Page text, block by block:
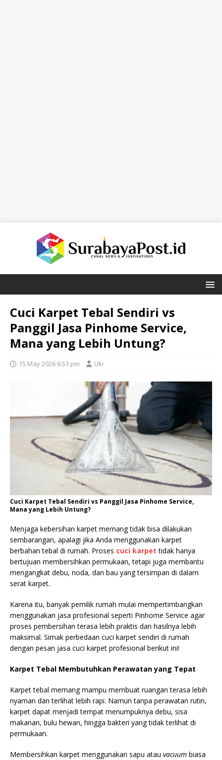
Cuci Karpet Tebal Sendiri vs
Panggil Jasa Pinhome Service,
Mana yang Lebih Untung?
15 May 2026 6:53 pm Uki
Cuci Karpet Tebal Sendiri vs Panggil Jasa Pinhome Service,
Mana yang Lebih Untung?
Menjaga kebersihan karpet memang tidak bisa dilakukan
sembarangan, apalagi jika Anda menggunakan karpet
berbahan tebal di rumah. Proses cuci karpet tidak hanya
bertujuan membersihkan permukaan, tetapi juga membantu
mengangkat debu, noda, dan bau yang tersimpan di dalam
serat karpet.
Karena itu, banyak pemilik rumah mulai mempertimbangkan
menggunakan jasa profesional seperti Pinhome Service agar
proses pembersihan terasa lebih praktis dan hasilnya lebih
maksimal. Simak perbedaan cuci karpet sendiri di rumah
dengan pesan jasa cuci karpet profesional berikut ini!
Karpet Tebal Membutuhkan Perawatan yang Tepat
Karpet tebal memang mampu membuat ruangan terasa lebih
nyaman dan terlihat lebih rapi. Namun tanpa perawatan rutin,
karpet dapat menjadi tempat menumpuknya debu, sisa
makanan, bulu hewan, hingga bakteri yang tidak terlihat di
permukaan.
Membersihkan karpet menggunakan sapu atau vacuum biasa